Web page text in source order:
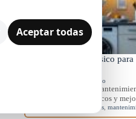
Mantenimiento básico
Mantenimiento preventivo
Aprende rutinas de
en tus electrodomésticos y
electrodomésticos ,
Aceptar todas